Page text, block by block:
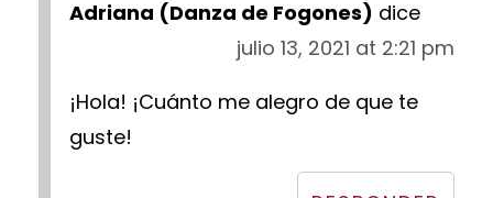
Adriana (Danza de Fogones) dice
julio 13, 2021 at 2:21 pm
¡Hola! ¡Cuánto me alegro de que te
guste!